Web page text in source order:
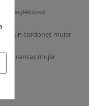
Respetuoso
sin cordones mujer
blancas mujer